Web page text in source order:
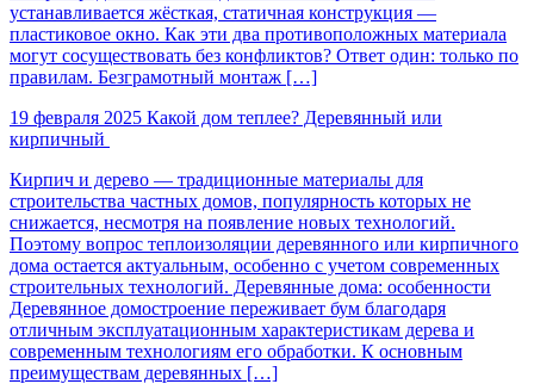
устанавливается жёсткая, статичная конструкция —
пластиковое окно. Как эти два противоположных материала
могут сосуществовать без конфликтов? Ответ один: только по
правилам. Безграмотный монтаж […]
19 февраля 2025 Какой дом теплее? Деревянный или
кирпичный
Кирпич и дерево — традиционные материалы для
строительства частных домов, популярность которых не
снижается, несмотря на появление новых технологий.
Поэтому вопрос теплоизоляции деревянного или кирпичного
дома остается актуальным, особенно с учетом современных
строительных технологий. Деревянные дома: особенности
Деревянное домостроение переживает бум благодаря
отличным эксплуатационным характеристикам дерева и
современным технологиям его обработки. К основным
преимуществам деревянных […]